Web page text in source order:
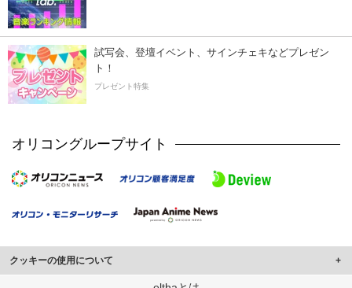
試写会、登壇イベント、サインチェキなどプレゼン
ト！
プレゼント特集
オリコングループサイト
クッキーの使用について